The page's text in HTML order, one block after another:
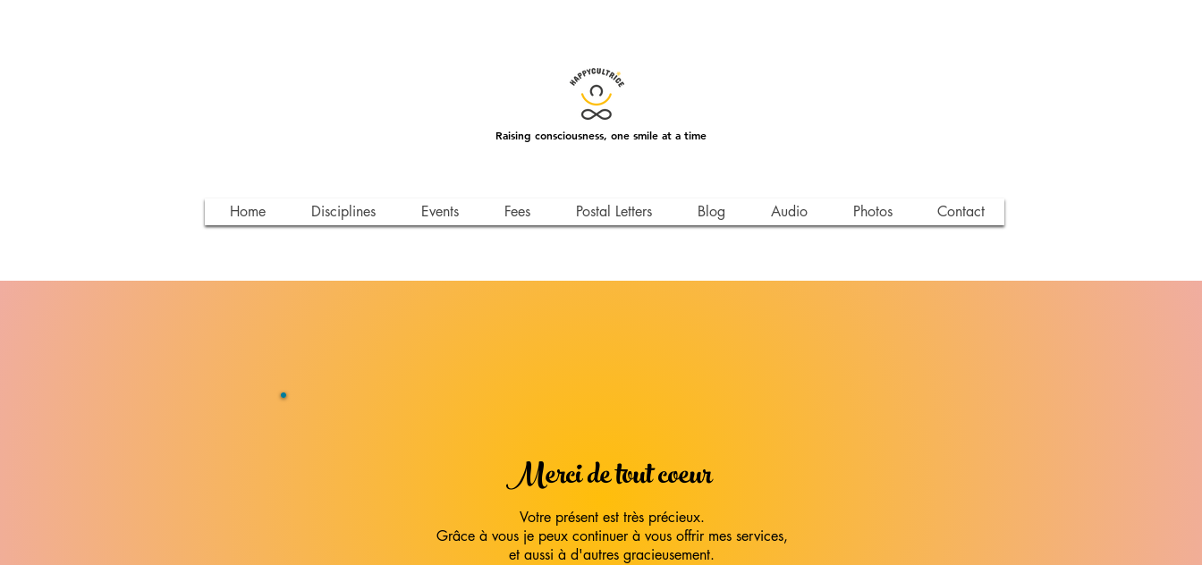
Raising consciousness, one smile at a time
Merci de tout coeur
Votre présent est très précieux.
Grâce à vous je peux continuer à vous offrir mes services,
et aussi à d'autres gracieusement.
Home Disciplines Events Fees Postal Letters Blog Audio Photos Contact